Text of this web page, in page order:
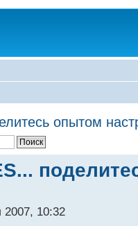
опытом
10:32